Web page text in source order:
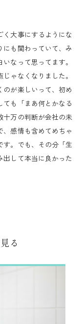
大事にするようにな
にも関わっていて、み
なって思ってます。
ゃなくなりました。
が楽しいって、初め
ても「まあ何とかなる
十万の判断が会社の未
感情も含めてめちゃ
す。でも、その分「生
出して本当に良かった
る